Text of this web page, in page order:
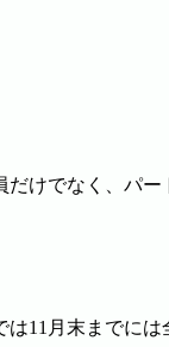
けでなく、パ
11月末までに